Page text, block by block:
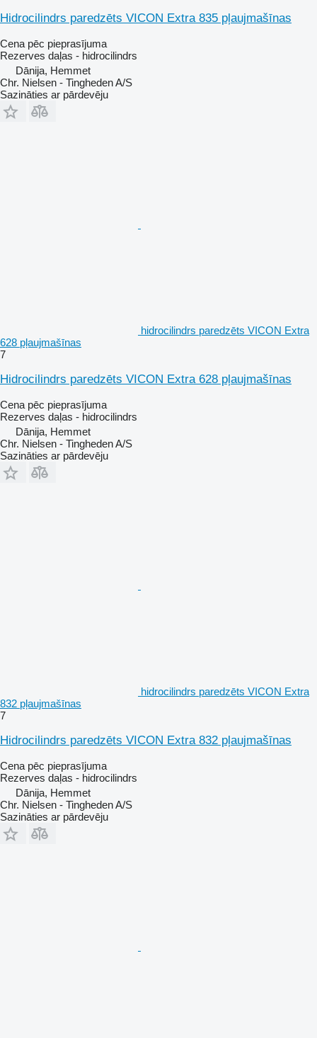
Hidrocilindrs paredzēts VICON Extra 835 pļaujmašīnas
Cena pēc pieprasījuma
Rezerves daļas - hidrocilindrs
Dānija, Hemmet
Chr. Nielsen - Tingheden A/S
Sazināties ar pārdevēju
hidrocilindrs paredzēts VICON Extra
628 pļaujmašīnas
7
Hidrocilindrs paredzēts VICON Extra 628 pļaujmašīnas
Cena pēc pieprasījuma
Rezerves daļas - hidrocilindrs
Dānija, Hemmet
Chr. Nielsen - Tingheden A/S
Sazināties ar pārdevēju
hidrocilindrs paredzēts VICON Extra
832 pļaujmašīnas
7
Hidrocilindrs paredzēts VICON Extra 832 pļaujmašīnas
Cena pēc pieprasījuma
Rezerves daļas - hidrocilindrs
Dānija, Hemmet
Chr. Nielsen - Tingheden A/S
Sazināties ar pārdevēju